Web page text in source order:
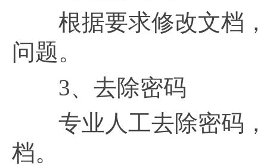
根据要求修改文档，
问题。
3、去除密码
专业人工去除密码，
档。